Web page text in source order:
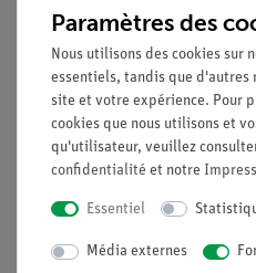
Objectifs
1) Accélérer le DigiCart
en faisant varier les forces
analyser la relation entre le
et la vitesse.
2) Accélérer le DigiCart avec
relation entre le travail
Objectifs
Paramètres des
Nous utilisons des cookies sur
essentiels, tandis que d'autres
site et votre expérience. Pour
cookies que nous utilisons et
qu'utilisateur, veuillez
confidentialité et notre
Essentiel
Média externes